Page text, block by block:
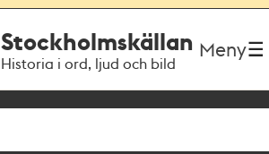
Stockholmskällan
Historia i ord, ljud och bild
Meny